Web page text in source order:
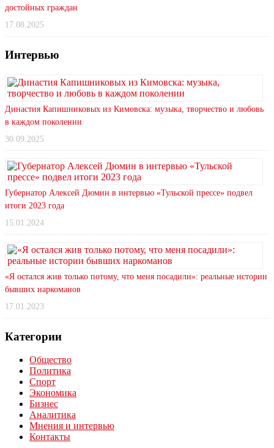
достойных граждан
17.08.2025
Интервью
Династия Капишниковых из Кимовска: музыка, творчество и любовь
в каждом поколении
30.09.2025
Губернатор Алексей Дюмин в интервью «Тульской прессе» подвел
итоги 2023 года
15.01.2024
«Я остался жив только потому, что меня посадили»: реальные истории
бывших наркоманов
17.01.2023
Категории
Общество
Политика
Спорт
Экономика
Бизнес
Аналитика
Мнения и интервью
Контакты